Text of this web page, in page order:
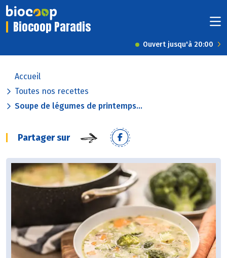
Biocoop Paradis
Ouvert jusqu'à 20:00
Accueil
Toutes nos recettes
Soupe de légumes de printemps...
Partager sur